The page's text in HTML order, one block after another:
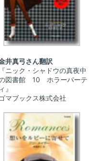
井真弓さん翻訳
『ニック・シャドウの真夜中
図書館 10 ホラーパーテ
ィ』
ゴマブックス株式会社